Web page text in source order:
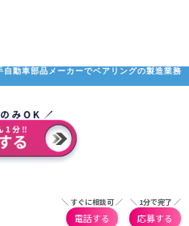
動車部品メーカーでベアリングの製造業務
＼ すぐに相談可 ／
電話する
＼ 1分で完了 ／
応募する